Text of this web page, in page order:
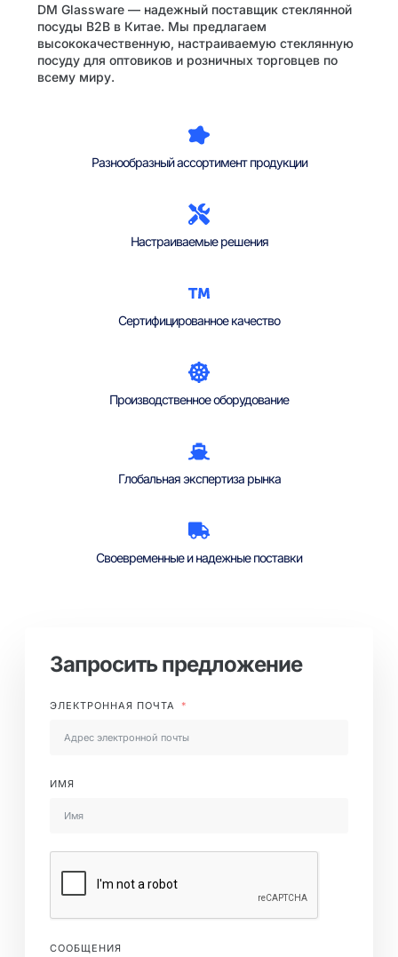
DM Glassware — надежный поставщик стеклянной
посуды B2B в Китае. Мы предлагаем
высококачественную, настраиваемую стеклянную
посуду для оптовиков и розничных торговцев по
всему миру.
Разнообразный ассортимент продукции
Настраиваемые решения
Сертифицированное качество
Производственное оборудование
Глобальная экспертиза рынка
Своевременные и надежные поставки
Запросить предложение
ЭЛЕКТРОННАЯ ПОЧТА
ИМЯ
СООБЩЕНИЯ